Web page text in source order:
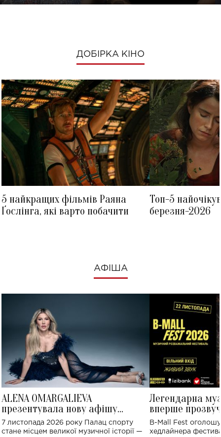
ДОБІРКА КІНО
5 найкращих фільмів Раяна
Ґослінга, які варто побачити
Топ-5
березня-2026
АФІША
ALENA OMARGALIEVA
презентувала нову афішу
великого концерту в Палаці
спорту
7 листопада 2026 року Палац спорту
стане місцем великої музичної історії —
Легендарна
вперше
Україні: де
B-Mall Fest
хедлайнера